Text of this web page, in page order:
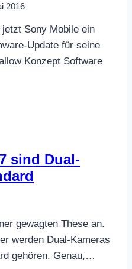
2016
Sony Mobile ein
Update für seine
Konzept Software
sind Dual-
gewagten These an.
werden Dual-Kameras
gehören. Genau,…